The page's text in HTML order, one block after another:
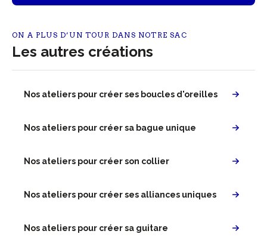
ON A PLUS D’UN TOUR DANS NOTRE SAC
Les autres créations
Nos ateliers pour créer ses boucles d'oreilles
Nos ateliers pour créer sa bague unique
Nos ateliers pour créer son collier
Nos ateliers pour créer ses alliances uniques
Nos ateliers pour créer sa guitare